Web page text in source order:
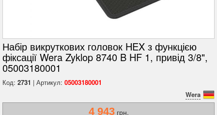
Набір викруткових головок HEX з функцією
фіксації Wera Zyklop 8740 B HF 1, привід 3/8",
05003180001
Код: 2731 | Артикул: 05003180001
Wera
4 943грн.